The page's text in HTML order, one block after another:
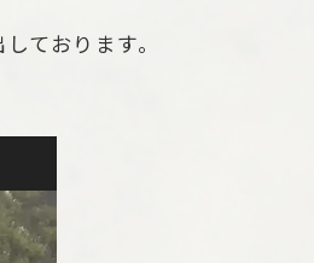
ております。